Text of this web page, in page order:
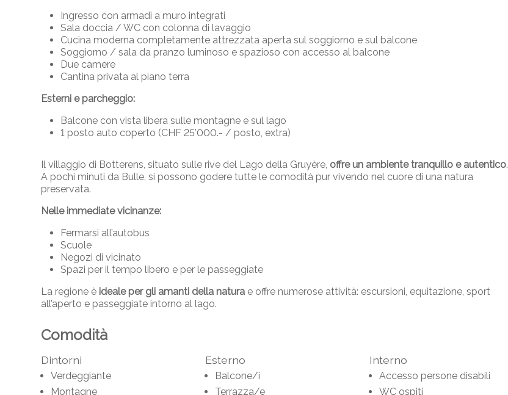
Ingresso con armadi a muro integrati
Sala doccia / WC con colonna di lavaggio
Cucina moderna completamente attrezzata aperta sul soggiorno e sul balcone
Soggiorno / sala da pranzo luminoso e spazioso con accesso al balcone
Due camere
Cantina privata al piano terra
Esterni e parcheggio:
Balcone con vista libera sulle montagne e sul lago
1 posto auto coperto (CHF 25’000.- / posto, extra)
Il villaggio di Botterens, situato sulle rive del Lago della Gruyère, offre un ambiente tranquillo e autentico.
A pochi minuti da Bulle, si possono godere tutte le comodità pur vivendo nel cuore di una natura
preservata.
Nelle immediate vicinanze:
Fermarsi all’autobus
Scuole
Negozi di vicinato
Spazi per il tempo libero e per le passeggiate
La regione è ideale per gli amanti della natura e offre numerose attività: escursioni, equitazione, sport
all’aperto e passeggiate intorno al lago.
Comodità
Dintorni
Verdeggiante
Montagne
Esterno
Balcone/i
Terrazza/e
Interno
Accesso persone disabili
WC ospiti